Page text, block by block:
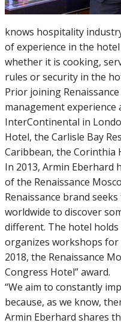
knows hospitality
of experience in the
whether it is cooking,
rules or security in the
Prior joining
management
InterContinental in
Hotel, the Carlisle Bay
Caribbean, the Corinthia
In 2013, Armin Eberhard
of the Renaissance
Renaissance brand
worldwide to discover
different. The hotel
organizes workshops
2018, the Renaissance
Congress Hotel” award.
“We aim to constantly
because, as we know,
Armin Eberhard shares